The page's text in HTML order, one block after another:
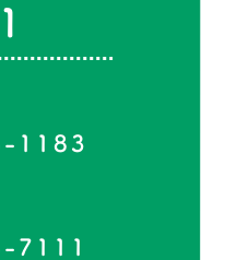
1183
7111